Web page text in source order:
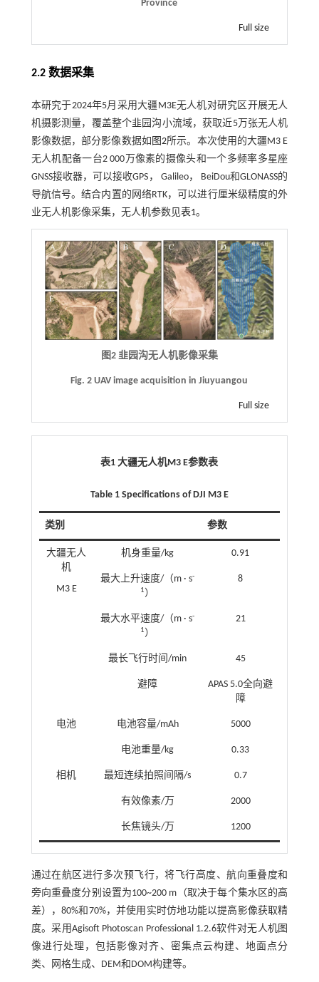
Province
Full size
2.2 数据采集
本研究于2024年5月采用大疆M3E无人机对研究区开展无人
机摄影测量，覆盖整个韭园沟小流域，获取近5万张无人机
影像数据，部分影像数据如 图2所示。本次使用的大疆M3 E
无人机配备一台2 000万像素的摄像头和一个多频率多星座
GNSS接收器，可以接收GPS， Galileo， BeiDou和GLONASS的
导航信号。结合内置的网络RTK，可以进行厘米级精度的外
业无人机影像采集，无人机参数见表1。
图2 韭园沟无人机影像采集
Fig. 2 UAV image acquisition in Jiuyuangou
Full size
表1 大疆无人机M3 E参数表
Table 1 Specifications of DJI M3 E
类别 参数
大疆无人
机
M3 E
机身重量/kg 0.91
最大上升速度/（m · s-
1）
8
最大水平速度/（m · s-
1）
21
最长飞行时间/min 45
避障
APAS 5.0全向避
障
电池 电池容量/mAh 5000
电池重量/kg 0.33
相机 最短连续拍照间隔/s 0.7
有效像素/万 2000
长焦镜头/万 1200
通过在航区进行多次预飞行，将飞行高度、航向重叠度和
旁向重叠度分别设置为100~200 m（取决于每个集水区的高
差），80%和70%，并使用实时仿地功能以提高影像获取精
度。采用Agisoft Photoscan Professional 1.2.6软件对无人机图
像进行处理，包括影像对齐、密集点云构建、地面点分
类、网格生成、DEM和DOM构建等。